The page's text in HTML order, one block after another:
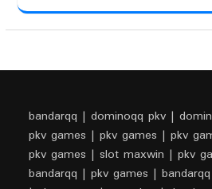
bandarqq |dominoqq pkv |
pkv games |pkv games |pkv
pkv games |slot maxwin |pkv
bandarqq |pkv games |